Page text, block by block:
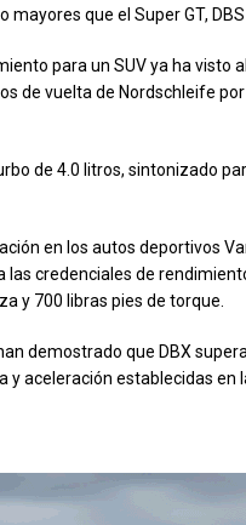
que el Super GT,
para un SUV ya ha visto
de vuelta de Nordschleife
de 4.0 litros, sintonizado
en los autos deportivos
las credenciales de
y 700 libras pies de torque.
demostrado que DBX
y aceleración establecidas en